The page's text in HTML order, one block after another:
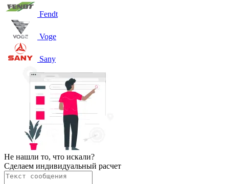
Fendt
Voge
Sany
Не нашли то, что искали?
Сделаем индивидуальный расчет